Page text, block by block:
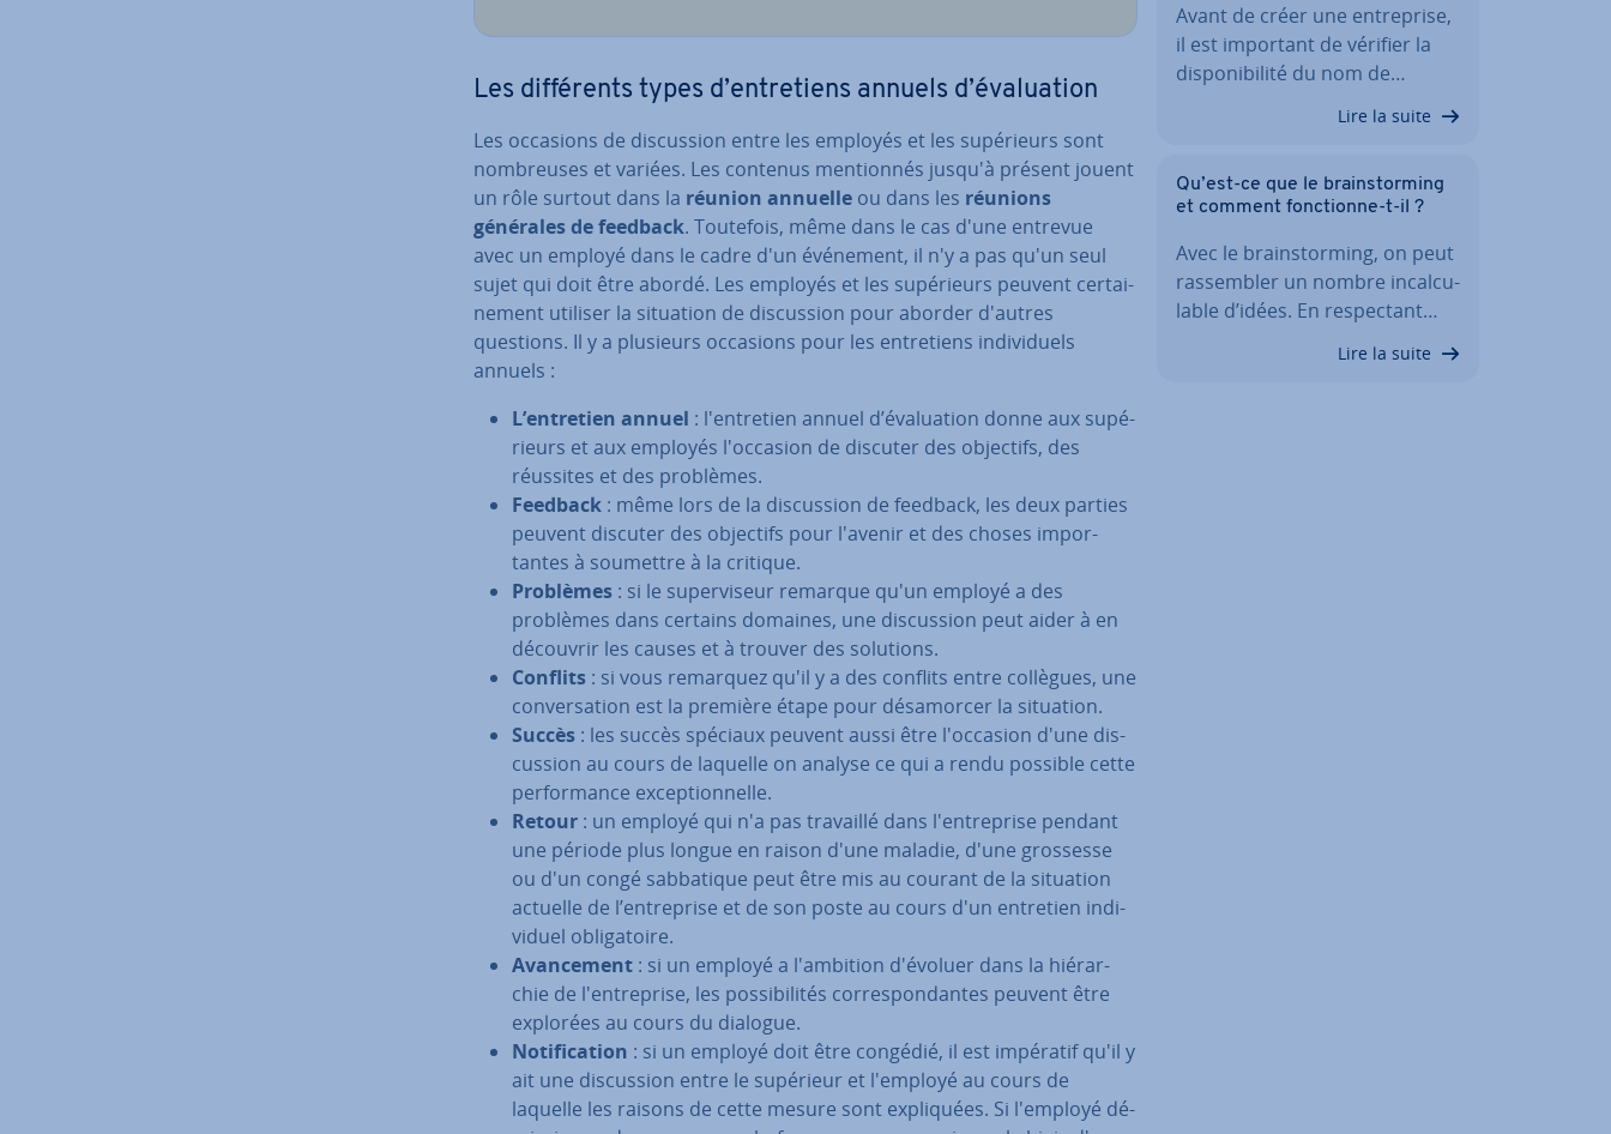
Les dif­fé­rents types d’en­tre­tiens annuels d’éva­lua­tion
Les occasions de dis­cus­sion entre les employés et les su­pé­rieurs sont
nom­breuses et variées. Les contenus men­tion­nés jusqu'à présent jouent
un rôle surtout dans la réunion annuelle ou dans les réunions
générales de feedback. Toutefois, même dans le cas d'une entrevue
avec un employé dans le cadre d'un événement, il n'y a pas qu'un seul
sujet qui doit être abordé. Les employés et les su­pé­rieurs peuvent cer­tai­
ne­ment utiliser la situation de dis­cus­sion pour aborder d'autres
questions. Il y a plusieurs occasions pour les en­tre­tiens in­di­vi­duels
annuels :
L’entretien annuel : l'en­tre­tien annuel d’éva­lua­tion donne aux su­pé­
rieurs et aux employés l'oc­ca­sion de discuter des objectifs, des
réussites et des problèmes.
Feedback : même lors de la dis­cus­sion de feedback, les deux parties
peuvent discuter des objectifs pour l'avenir et des choses im­por­
tantes à soumettre à la critique.
Problèmes : si le su­per­vi­seur remarque qu'un employé a des
problèmes dans certains domaines, une dis­cus­sion peut aider à en
découvrir les causes et à trouver des solutions.
Conflits : si vous remarquez qu'il y a des conflits entre collègues, une
con­ver­sa­tion est la première étape pour dé­sa­mor­cer la situation.
Succès : les succès spéciaux peuvent aussi être l'oc­ca­sion d'une dis­
cus­sion au cours de laquelle on analyse ce qui a rendu possible cette
per­for­mance ex­cep­tion­nelle.
Retour : un employé qui n'a pas travaillé dans l'en­tre­prise pendant
une période plus longue en raison d'une maladie, d'une grossesse
ou d'un congé sab­ba­tique peut être mis au courant de la situation
actuelle de l’en­tre­prise et de son poste au cours d'un entretien in­di­
vi­duel obli­ga­toire.
Avan­ce­ment : si un employé a l'am­bi­tion d'évoluer dans la hié­rar­
chie de l'en­tre­prise, les pos­si­bi­li­tés cor­res­pon­dantes peuvent être
explorées au cours du dialogue.
No­ti­fi­ca­tion : si un employé doit être congédié, il est impératif qu'il y
ait une dis­cus­sion entre le supérieur et l'employé au cours de
laquelle les raisons de cette mesure sont ex­pli­quées. Si l'employé dé­
Avant de créer une en­tre­prise,
il est important de vérifier la
dis­po­ni­bi­lité du nom de…
Lire la suite
Qu’est-ce que le brains­tor­ming
et comment fonc­tionne-t-il ?
Avec le brains­tor­ming, on peut
ras­sem­bler un nombre in­cal­cu­
lable d’idées. En res­pec­tant…
Lire la suite